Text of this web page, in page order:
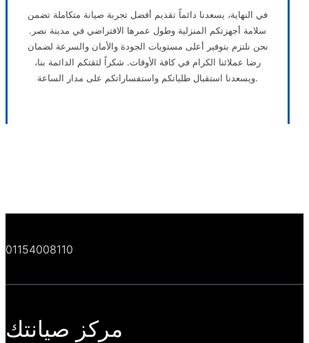
في النهاية، يسعدنا دائماً تقديم أفضل تجربة صيانة متكاملة تضمن
سلامة أجهزتكم المنزلية وطول عمرها الافتراضي في مدينة نصر.
نحن نلتزم بتوفير أعلى مستويات الجودة والأمان والسرعة لضمان
رضا عملائنا الكرام في كافة الأوقات. شكراً لثقتكم الدائمة بنا،
ويسعدنا استقبال طلباتكم واستفساراتكم على مدار الساعة.
01154008110
مركز صيانتك